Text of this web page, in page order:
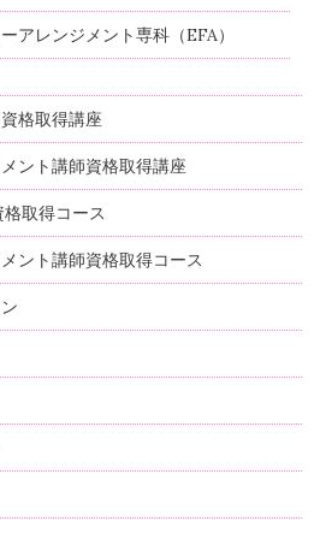
アレンジメント専科（EFA）
格取得講座
ント講師資格取得講座
格取得コース
ント講師資格取得コース